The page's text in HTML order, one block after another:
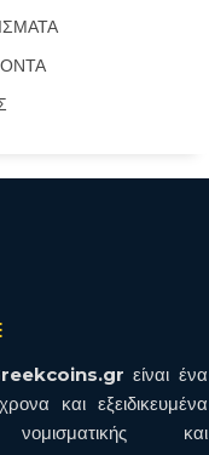
είναι ένα
και εξειδικευμένα
νομισματικής και